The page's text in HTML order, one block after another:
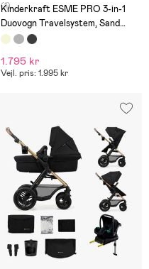
(1)
Kinderkraft ESME PRO 3-in-1
Duovogn Travelsystem, Sand
Beige
1.795 kr
Vejl. pris: 1.995 kr